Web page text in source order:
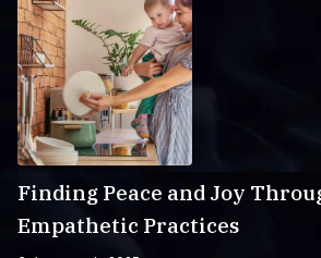
Finding Peace and Joy
Empathetic Practices